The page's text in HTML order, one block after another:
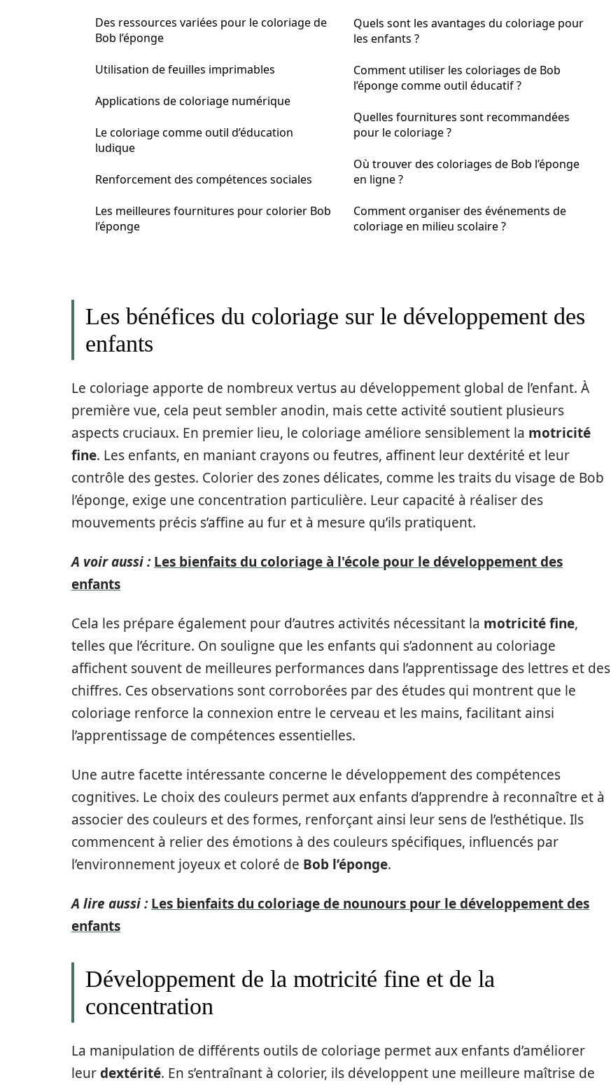
Des ressources variées pour le coloriage de
Bob l’éponge
Utilisation de feuilles imprimables
Applications de coloriage numérique
Le coloriage comme outil d’éducation
ludique
Renforcement des compétences sociales
Les meilleures fournitures pour colorier Bob
l’éponge
Quels sont les avantages du coloriage pour
les enfants ?
Comment utiliser les coloriages de Bob
l’éponge comme outil éducatif ?
Quelles fournitures sont recommandées
pour le coloriage ?
Où trouver des coloriages de Bob l’éponge
en ligne ?
Comment organiser des événements de
coloriage en milieu scolaire ?
Les bénéfices du coloriage sur le développement des
enfants
Le coloriage apporte de nombreux vertus au développement global de l’enfant. À
première vue, cela peut sembler anodin, mais cette activité soutient plusieurs
aspects cruciaux. En premier lieu, le coloriage améliore sensiblement la motricité
fine. Les enfants, en maniant crayons ou feutres, affinent leur dextérité et leur
contrôle des gestes. Colorier des zones délicates, comme les traits du visage de Bob
l’éponge, exige une concentration particulière. Leur capacité à réaliser des
mouvements précis s’affine au fur et à mesure qu’ils pratiquent.
A voir aussi : Les bienfaits du coloriage à l'école pour le développement des
enfants
Cela les prépare également pour d’autres activités nécessitant la motricité fine,
telles que l’écriture. On souligne que les enfants qui s’adonnent au coloriage
affichent souvent de meilleures performances dans l’apprentissage des lettres et des
chiffres. Ces observations sont corroborées par des études qui montrent que le
coloriage renforce la connexion entre le cerveau et les mains, facilitant ainsi
l’apprentissage de compétences essentielles.
Une autre facette intéressante concerne le développement des compétences
cognitives. Le choix des couleurs permet aux enfants d’apprendre à reconnaître et à
associer des couleurs et des formes, renforçant ainsi leur sens de l’esthétique. Ils
commencent à relier des émotions à des couleurs spécifiques, influencés par
l’environnement joyeux et coloré de Bob l’éponge.
A lire aussi : Les bienfaits du coloriage de nounours pour le développement des
enfants
Développement de la motricité fine et de la
concentration
La manipulation de différents outils de coloriage permet aux enfants d’améliorer
leurdextérité. En s’entraînant à colorier, ils développent une meilleure maîtrise de